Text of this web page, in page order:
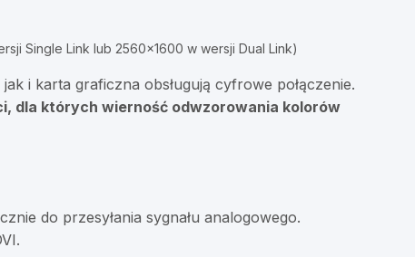
Single Link lub 2560×1600 w wersji Dual Link)
i karta graficzna obsługują cyfrowe połączenie.
dla których wierność odwzorowania kolorów
do przesyłania sygnału analogowego.